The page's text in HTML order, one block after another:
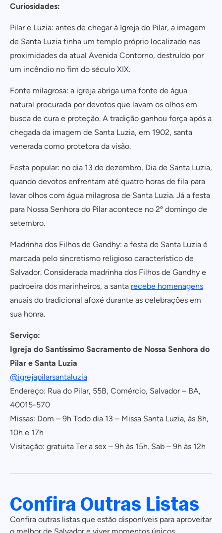
Curiosidades:
Pilar e Luzia: antes de chegar à Igreja do Pilar, a imagem
de Santa Luzia tinha um templo próprio localizado nas
proximidades da atual Avenida Contorno, destruído por
um incêndio no fim do século XIX.
Fonte milagrosa: a igreja abriga uma fonte de água
natural procurada por devotos que lavam os olhos em
busca de cura e proteção. A tradição ganhou força após a
chegada da imagem de Santa Luzia, em 1902, santa
venerada como protetora da visão.
Festa popular: no dia 13 de dezembro, Dia de Santa Luzia,
quando devotos enfrentam até quatro horas de fila para
lavar olhos com água milagrosa de Santa Luzia. Já a festa
para Nossa Senhora do Pilar acontece no 2º domingo de
setembro.
Madrinha dos Filhos de Gandhy: a festa de Santa Luzia é
marcada pelo sincretismo religioso característico de
Salvador. Considerada madrinha dos Filhos de Gandhy e
padroeira dos marinheiros, a santa recebe homenagens
anuais do tradicional afoxé durante as celebrações em
sua honra.
Serviço:
Igreja do Santíssimo Sacramento de Nossa Senhora do
Pilar e Santa Luzia
@igrejapilarsantaluzia
Endereço: Rua do Pilar, 55B, Comércio, Salvador – BA,
40015-570
Missas: Dom – 9h Todo dia 13 – Missa Santa Luzia, às 8h,
10h e 17h
Visitação: gratuita Ter a sex – 9h às 15h. Sab – 9h às 12h
Confira Outras Listas
Confira outras listas que estão disponíveis para aproveitar